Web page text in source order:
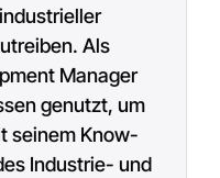
Als
Manager
genutzt, um
seinem Know-
Industrie- und